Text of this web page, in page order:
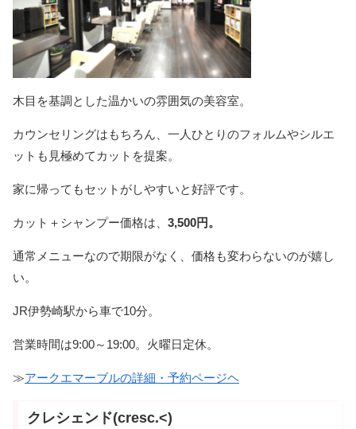
木目を基調とした温かいの雰囲気の美容室。
カウンセリングはもちろん、一人ひとりのフォルムやシルエ
ットも見極めてカットを提案。
家に帰ってもセットがしやすいと好評です。
カット＋シャンプー価格は、 3,500円。
通常メニューなので期限がなく、価格も変わらないのが嬉し
い。
JR伊勢崎駅から車で10分。
営業時間は9:00～19:00。火曜日定休。
≫アークエマーブルの詳細・予約ページヘ
クレシェンド(cresc.<)